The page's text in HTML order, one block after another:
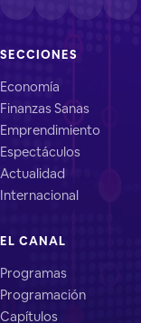
SECCIONES
Economía
Finanzas Sanas
Emprendimiento
Espectáculos
Actualidad
Internacional
EL CANAL
Programas
Programación
Capítulos